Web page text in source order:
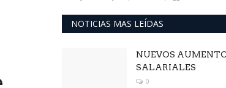
NOTICIAS MAS LEÍDAS
NUEVOS
SALARIALES
0